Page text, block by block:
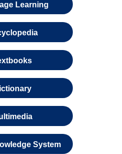
Learning
System